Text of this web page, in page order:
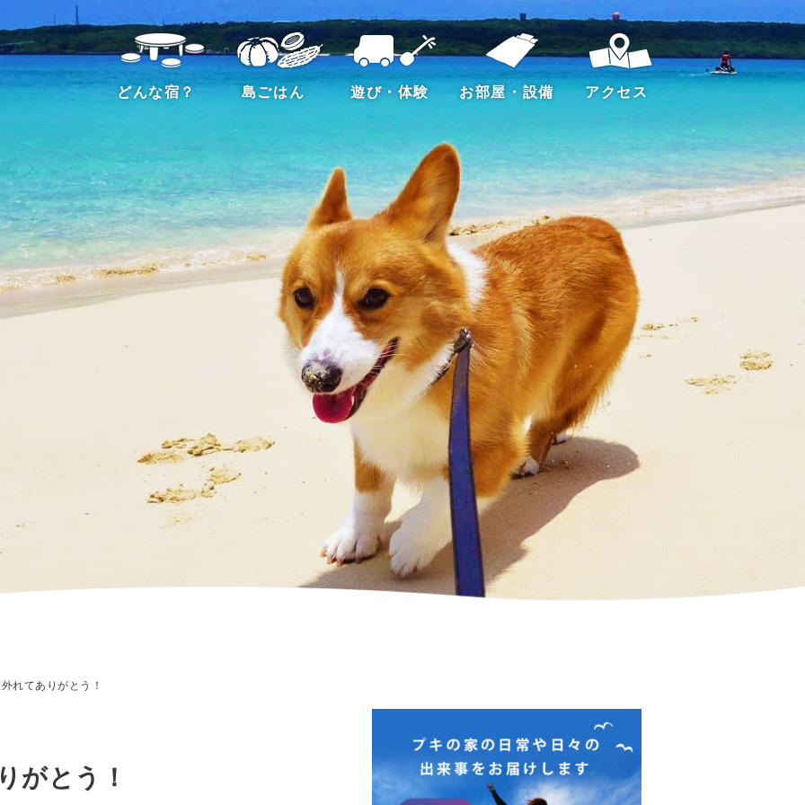
どんな宿？ 島ごはん 遊び・体験 お部屋・設備 アクセス
れてありがとう！
がとう！